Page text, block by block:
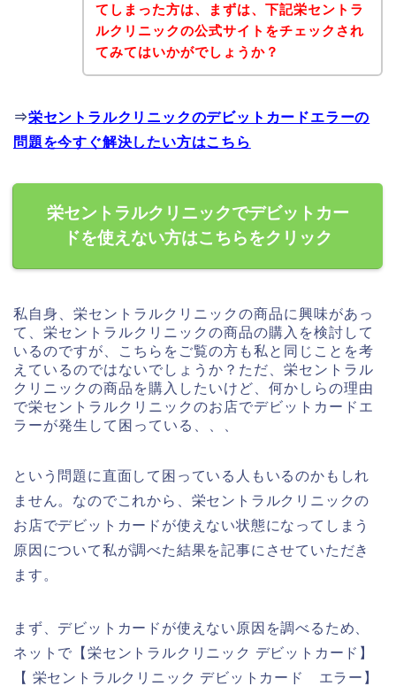
てしまった方は、まずは、下記栄セントラ
ルクリニックの公式サイトをチェックされ
てみてはいかがでしょうか？
⇒栄セントラルクリニックのデビットカードエラーの
問題を今すぐ解決したい方はこちら
栄セントラルクリニックでデビットカー
ドを使えない方はこちらをクリック
私自身、栄セントラルクリニックの商品に興味があっ
て、栄セントラルクリニックの商品の購入を検討して
いるのですが、こちらをご覧の方も私と同じことを考
えているのではないでしょうか？ただ、栄セントラル
クリニックの商品を購入したいけど、何かしらの理由
で栄セントラルクリニックのお店でデビットカードエ
ラーが発生して困っている、、、
という問題に直面して困っている人もいるのかもしれ
ません。なのでこれから、栄セントラルクリニックの
お店でデビットカードが使えない状態になってしまう
原因について私が調べた結果を記事にさせていただき
ます。
まず、デビットカードが使えない原因を調べるため、
ネットで【栄セントラルクリニック デビットカード】
【 栄セントラルクリニック デビットカード エラー】